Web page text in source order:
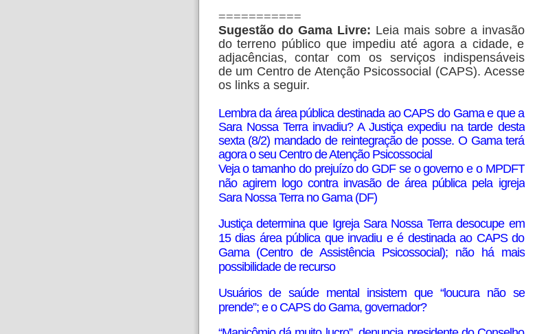
===========
Sugestão do Gama Livre: Leia mais sobre a invasão
do terreno público que impediu até agora a cidade, e
adjacências, contar com os serviços indispensáveis
de um Centro de Atenção Psicossocial (CAPS). Acesse
os links a seguir.
Lembra da área pública destinada ao CAPS do Gama e que a
Sara Nossa Terra invadiu? A Justiça expediu na tarde desta
sexta (8/2) mandado de reintegração de posse. O Gama terá
agora o seu Centro de Atenção Psicossocial
Veja o tamanho do prejuízo do GDF se o governo e o MPDFT
não agirem logo contra invasão de área pública pela igreja
Sara Nossa Terra no Gama (DF)
Justiça determina que Igreja Sara Nossa Terra desocupe em
15 dias área pública que invadiu e é destinada ao CAPS do
Gama (Centro de Assistência Psicossocial); não há mais
possibilidade de recurso
Usuários de saúde mental insistem que “loucura não se
prende”; e o CAPS do Gama, governador?